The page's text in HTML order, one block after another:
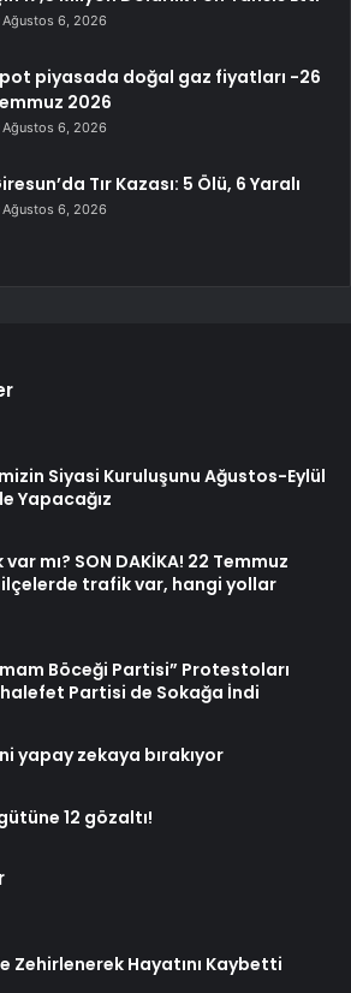
Ağustos 6, 2026
piyasada doğal gaz fiyatları -26
2026
Ağustos 6, 2026
Tır Kazası: 5 Ölü, 6 Yaralı
Ağustos 6, 2026
Siyasi Kuruluşunu Ağustos-Eylül
Yapacağız
mı? SON DAKİKA! 22 Temmuz
trafik var, hangi yollar
Böceği Partisi” Protestoları
Partisi de Sokağa İndi
yapay zekaya bırakıyor
12 gözaltı!
Zehirlenerek Hayatını Kaybetti